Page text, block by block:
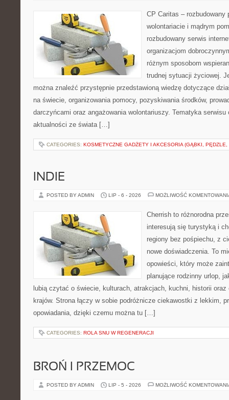
CP Caritas – rozbudowany
wolontariacie i mądrym
rozbudowany serwis
organizacjom
różnym sposobom
trudnej sytuacji życiowej.
można znaleźć przystępnie przedstawioną wiedzę dotyczące
na świecie, organizowania pomocy, pozyskiwania środków,
darczyńcami oraz angażowania wolontariuszy. Tematyka
aktualności ze świata […]
CATEGORIES: KOSMETYCZNE GADŻETY I AKCESORIA (GĄBKI, PĘDZLE,
INDIE
POSTED BY ADMIN LIP - 6 - 2026 MOŻLIWOŚĆ
Cherrish to różnorodna
interesują się turystyką i
regiony bez pośpiechu, z
nowe doświadczenia. To
opowieści, który może
planujące rodzinny urlop,
lubią czytać o świecie, kulturach, atrakcjach, kuchni, historii
krajów. Strona łączy w sobie podróżnicze ciekawostki z lekkim,
opowiadania, dzięki czemu można tu […]
CATEGORIES: ROLA SNU W REGENERACJI
BROŃ I PRZEMOC
POSTED BY ADMIN LIP - 5 - 2026 MOŻLIWOŚĆ